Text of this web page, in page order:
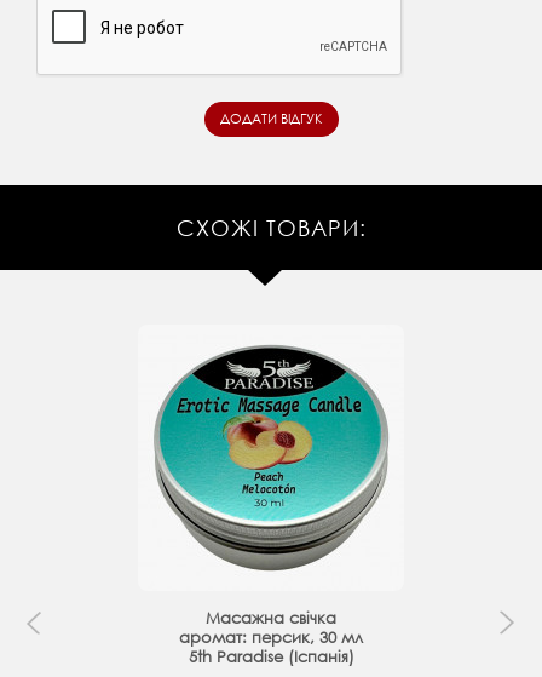
СХОЖІ ТОВАРИ:
Масажна свічка
аромат: персик, 30 мл
5th Paradise (Іспанія)